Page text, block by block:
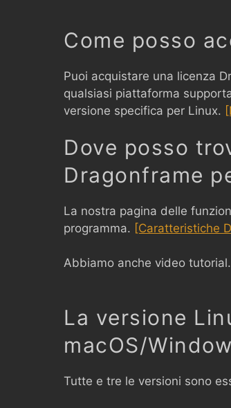
Come posso
Puoi acquistare una licenza
qualsiasi piattaforma
versione specifica per Linux.
Dove posso
Dragonframe
La nostra pagina delle
programma. [Caratteristiche
Abbiamo anche video tutorial.
La versione
macOS/
Tutte e tre le versioni sono